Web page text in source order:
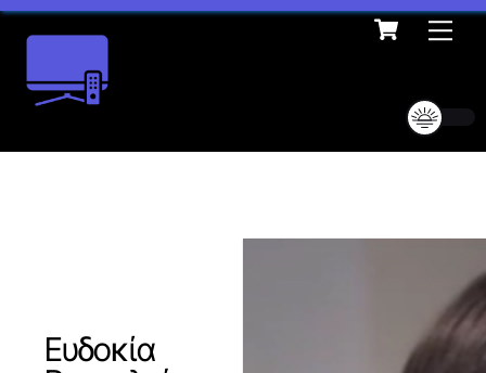
Skip
content
Cart
Ευδοκία